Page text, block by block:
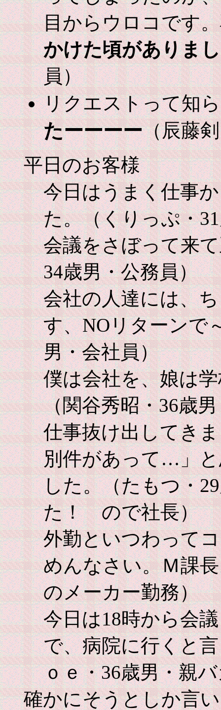
目からウロコです。
かけた頃がありま
員）
リクエストって知
たーーーー（辰藤
平日のお客様
今日はうまく仕事
た。（くりっぷ・
会議をさぼって来
34歳男・公務員）
会社の人達には、
す、NOリターンで
男・会社員）
僕は会社を、娘は
（関谷秀昭・36歳
仕事抜け出してき
別件があって…」
した。（たもつ・
た！ ので社長）
外勤といつわって
めんなさい。Ｍ課
のメーカー勤務）
今日は18時から会
で、病院に行くと
ｏｅ・36歳男・親
確かにそうとしか言